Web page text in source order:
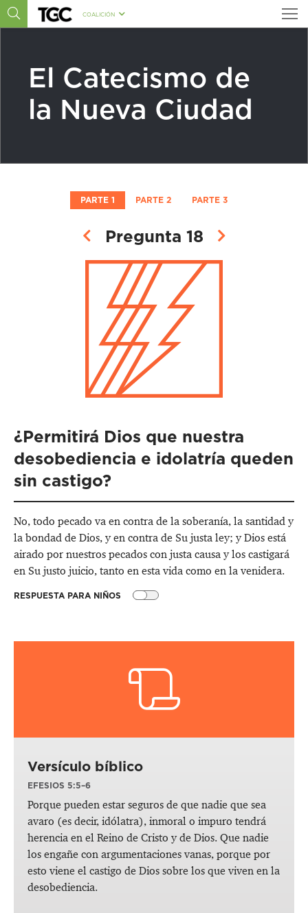
COALICIÓN
El Catecismo de
la Nueva Ciudad
PARTE 1 PARTE 2 PARTE 3
Pregunta 18
¿Permitirá Dios que nuestra
desobediencia e idolatría queden
sin castigo?
No, todo pecado va en contra de la soberanía, la santidad y
la bondad de Dios, y en contra de Su justa ley; y Dios está
airado por nuestros pecados con justa causa y los castigará
en Su justo juicio, tanto en esta vida como en la venidera.
RESPUESTA PARA NIÑOS
Versículo bíblico
EFESIOS 5:5–6
Porque pueden estar seguros de que nadie que sea
avaro (es decir, idólatra), inmoral o impuro tendrá
herencia en el Reino de Cristo y de Dios. Que nadie
los engañe con argumentaciones vanas, porque por
esto viene el castigo de Dios sobre los que viven en la
desobediencia.